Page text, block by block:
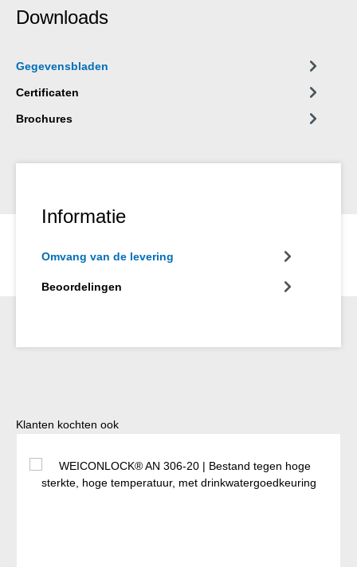
Downloads
Gegevensbladen
Certificaten
Brochures
Informatie
Omvang van de levering
Beoordelingen
Productgalerij overslaan
Klanten kochten ook